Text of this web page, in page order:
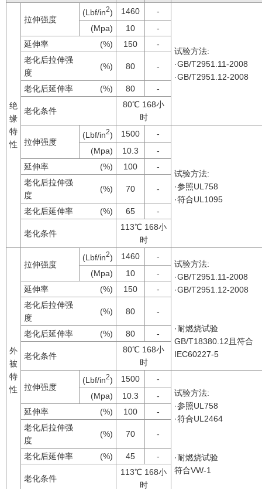
绝
缘
特
性
拉伸强度
(Lbf/in2) 1460 -
试验方法:
·GB/T2951.11-2008
·GB/T2951.12-2008
(Mpa) 10
-
延伸率
(%) 150
-
老化后拉伸强
度
(%) 80 -
老化后延伸率 (%) 80 -
老化条件
80℃ 168小
时
拉伸强度
(Lbf/in2) 1500 -
试验方法:
·参照UL758
·符合UL1095
(Mpa) 10.3
-
延伸率
(%) 100
-
老化后拉伸强
度
(%) 70 -
老化后延伸率 (%) 65 -
老化条件
113℃ 168小
时
外
被
特
性
拉伸强度
(Lbf/in2) 1460
-
试验方法:
·GB/T2951.11-2008
·GB/T2951.12-2008
·耐燃烧试验
GB/T18380.12且符合
IEC60227-5
(Mpa) 10
-
延伸率
(%) 150
-
老化后拉伸强
度
(%) 80 -
老化后延伸率 (%) 80 -
老化条件
80℃ 168小
时
拉伸强度
(Lbf/in2) 1500
-
试验方法:
·参照UL758
·符合UL2464
·耐燃烧试验
符合VW-1
(Mpa) 10.3
-
延伸率
(%) 100
-
老化后拉伸强
度
(%) 70 -
老化后延伸率 (%) 45 -
老化条件
113℃ 168小
时